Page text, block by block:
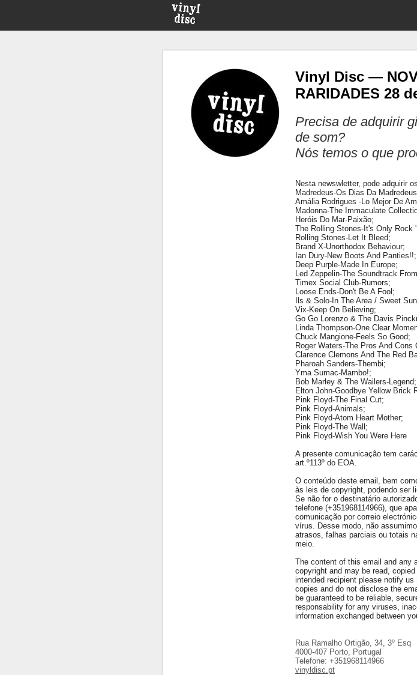
Vinyl Disc —
RARIDADES 28
Precisa de adquirir
de som?
Nós temos o que
Nesta newswletter, pode adquirir
Madredeus-Os Dias Da
Amália Rodrigues -Lo Mejor De
Madonna-The Immaculate
Heróis Do Mar-Paixão;
The Rolling Stones-It's Only Rock
Rolling Stones-Let It Bleed;
Brand X-Unorthodox Behaviour;
Ian Dury-New Boots And Panties!!;
Deep Purple-Made In Europe;
Led Zeppelin-The Soundtrack
Timex Social Club-Rumors;
Loose Ends-Don't Be A Fool;
Ils & Solo-In The Area / Sweet
Vix-Keep On Believing;
Go Go Lorenzo & The Davis
Linda Thompson-One Clear
Chuck Mangione-Feels So Good;
Roger Waters-The Pros And Cons
Clarence Clemons And The Red
Pharoah Sanders-Thembi;
Yma Sumac-Mambo!;
Bob Marley & The Wailers-Legend;
Elton John-Goodbye Yellow Brick
Pink Floyd-The Final Cut;
Pink Floyd-Animals;
Pink Floyd-Atom Heart Mother;
Pink Floyd-The Wall;
Pink Floyd-Wish You Were Here
A presente comunicação tem
art.º113º do EOA.
O conteúdo deste email, bem
às leis de copyright, podendo ser
Se não for o destinatário
telefone (+351968114966), que
comunicação por correio
vírus. Desse modo, não
atrasos, falhas parciais ou totais
meio.
The content of this email and any
copyright and may be read,
intended recipient please notify us
copies and do not disclose the
be guaranteed to be reliable,
responsability for any viruses,
information exchanged between
Rua Ramalho Ortigão, 34, 3º Esq
4000-407 Porto, Portugal
Telefone: +351968114966
vinyldisc.pt